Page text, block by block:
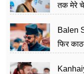
तक मेरे
Balen
फिर